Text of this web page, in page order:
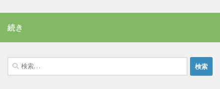
続き
検
索: